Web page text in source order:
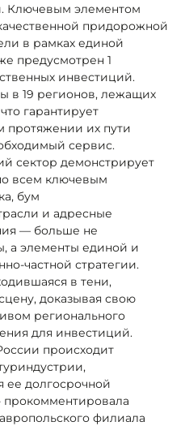
Ключевым элементом
придорожной
в рамках единой
предусмотрен 1
инвестиций.
в 19 регионов, лежащих
гарантирует
протяжении их пути
сервис.
сектор демонстрирует
всем ключевым
бум
и адресные
— больше не
а элементы единой и
частной стратегии.
в тени,
доказывая свою
регионального
для инвестиций.
происходит
ее долгосрочной
прокомментировала
филиала